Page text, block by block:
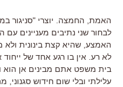
לבחור שני נתיבים מעניינים
האמצע, שהיא קצת בינונית ולא
לא רע. אין בו רגע אחד של
בית משפט אתם מבינים אן הוא
עלילתי ובלי שום חידוש